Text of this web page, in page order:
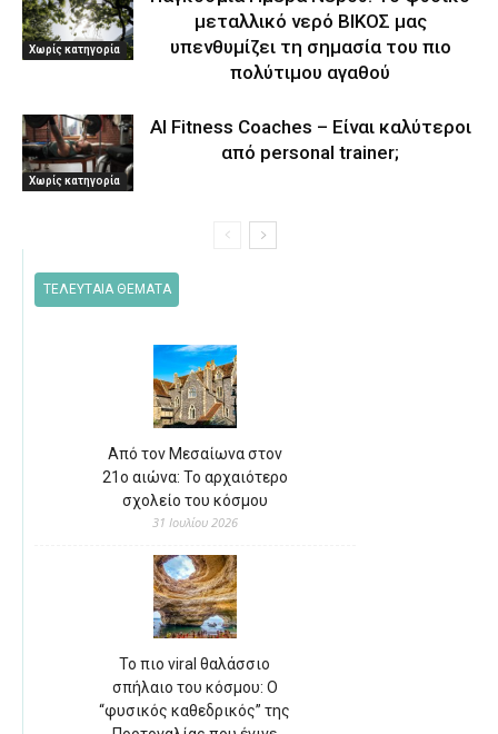
Χωρίς κατηγορία
μεταλλικό νερό ΒΙΚΟΣ μας
υπενθυμίζει τη σημασία του πιο
πολύτιμου αγαθού
Χωρίς κατηγορία
AI Fitness Coaches – Είναι καλύτεροι
από personal trainer;
ΤΕΛΕΥΤΑΙΑ ΘΕΜΑΤΑ
Από τον Μεσαίωνα στον
21ο αιώνα: Το αρχαιότερο
σχολείο του κόσμου
31 Ιουλίου 2026
Το πιο viral θαλάσσιο
σπήλαιο του κόσμου: Ο
“φυσικός καθεδρικός” της